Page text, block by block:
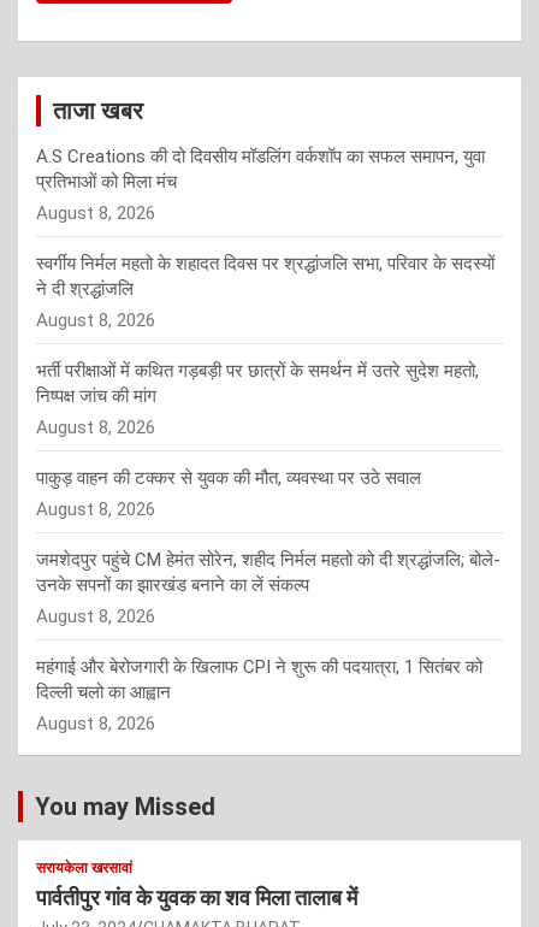
ताजा खबर
A.S Creations की दो दिवसीय मॉडलिंग वर्कशॉप का सफल समापन, युवा
प्रतिभाओं को मिला मंच
August 8, 2026
स्वर्गीय निर्मल महतो के शहादत दिवस पर श्रद्धांजलि सभा, परिवार के सदस्यों
ने दी श्रद्धांजलि
August 8, 2026
भर्ती परीक्षाओं में कथित गड़बड़ी पर छात्रों के समर्थन में उतरे सुदेश महतो,
निष्पक्ष जांच की मांग
August 8, 2026
पाकुड़ वाहन की टक्कर से युवक की मौत, व्यवस्था पर उठे सवाल
August 8, 2026
जमशेदपुर पहुंचे CM हेमंत सोरेन, शहीद निर्मल महतो को दी श्रद्धांजलि; बोले-
उनके सपनों का झारखंड बनाने का लें संकल्प
August 8, 2026
महंगाई और बेरोजगारी के खिलाफ CPI ने शुरू की पदयात्रा, 1 सितंबर को
दिल्ली चलो का आह्वान
August 8, 2026
You may Missed
सरायकेला खरसावां
पार्वतीपुर गांव के युवक का शव मिला तालाब में